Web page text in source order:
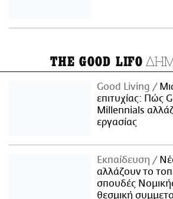
THE GOOD LIFO
Good Living
επιτυχίας: Πώς
Millennials
εργασίας
Εκπαίδευση
αλλάζουν το
σπουδές
θεσμική